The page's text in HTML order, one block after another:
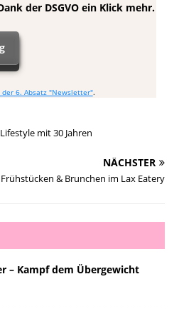
der DSGVO ein Klick mehr.
der 6. Absatz "Newsletter".
mit 30 Jahren
NÄCHSTER
& Brunchen im Lax Eatery
– Kampf dem Übergewicht